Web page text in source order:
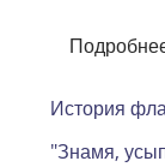
История
"Знамя,